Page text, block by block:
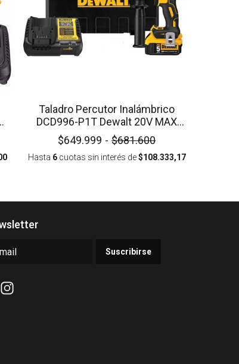
Taladro Percutor Inalámbrico
DCD996-P1T Dewalt 20V MAX
1/2" Brushless
$649.999 - $681.600
Hasta 6cuotas sin interés de$108.333,17
Suscribirse